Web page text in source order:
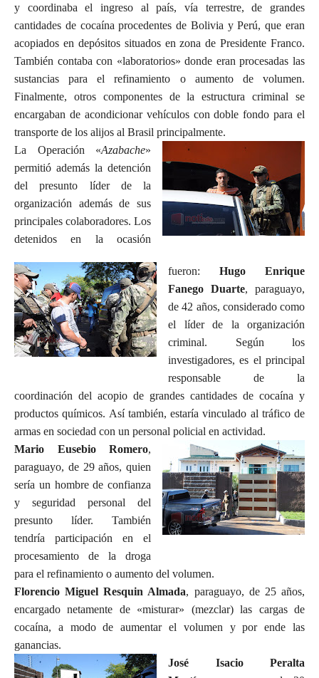
y coordinaba el ingreso al país, vía terrestre, de grandes
cantidades de cocaína procedentes de Bolivia y Perú, que eran
acopiados en depósitos situados en zona de Presidente Franco.
También contaba con «laboratorios» donde eran procesadas las
sustancias para el refinamiento o aumento de volumen.
Finalmente, otros componentes de la estructura criminal se
encargaban de acondicionar vehículos con doble fondo para el
transporte de los alijos al Brasil principalmente.
La Operación «Azabache»
permitió además la detención
del presunto líder de la
organización además de sus
principales colaboradores. Los
detenidos en la ocasión
fueron: Hugo Enrique
Fanego Duarte, paraguayo,
de 42 años, considerado como
el líder de la organización
criminal. Según los
investigadores, es el principal
responsable de la
coordinación del acopio de grandes cantidades de cocaína y
productos químicos. Así también, estaría vinculado al tráfico de
armas en sociedad con un personal policial en actividad.
Mario Eusebio Romero,
paraguayo, de 29 años, quien
sería un hombre de confianza
y seguridad personal del
presunto líder. También
tendría participación en el
procesamiento de la droga
para el refinamiento o aumento del volumen.
Florencio Miguel Resquin Almada, paraguayo, de 25 años,
encargado netamente de «misturar» (mezclar) las cargas de
cocaína, a modo de aumentar el volumen y por ende las
ganancias.
José Isacio Peralta